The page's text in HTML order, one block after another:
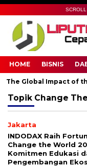
HOME BISNIS
Global Impact of
Topik Change
Jakarta
INDODAX Raih
Change the World
Komitmen Edukasi
Pengembangan